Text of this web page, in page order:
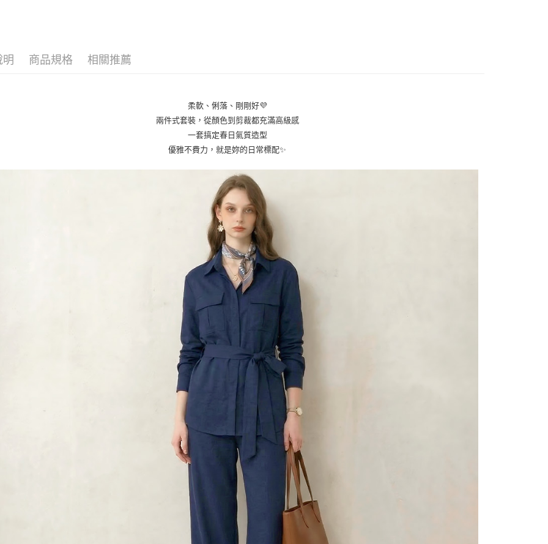
／ATM／網路銀行／等多元方式進行付款，方視為交易完成。
※ 請注意：結帳手續完成當下不需立刻繳費，但若您需要取消訂單，請聯
先享後付繳納相關費用。
※ 交易是否成功請以「AFTEE先享後付 」之結帳頁面顯示為準，若有關於
付客戶支援中心」https://netprotections.freshdesk.com/support/home
【注意事項】
１．透過由恩沛科技股份有限公司提供之「AFTEE先享後付」服務完成之
交易，需依本服務之必要範圍內提供個人資料，並將交易相關給付款項請
求債權轉讓予恩沛科技股份有限公司。
２．關於個人資料處理事宜，請瀏覽以下網址：
https://aftee.tw/terms/#terms3
３．未成年的使用者請事先徵得法定代理人或監護人之同意方可使用
「AFTEE先享後付」，若未經同意申辦者引起之損失，本公司不負相關責
任。
４．使用「AFTEE先享後付」時，將依據個別帳號之用戶狀況，依本公司
即時審查核予不同之上限額度；若仍有額度不足之情形，本公司將視審查
結果請求用戶進行身份認證。
形，恩沛科技股份有限公司將有權停止該用戶之使用額度並採取法律行
動。
付款後全家取貨
每筆NT$80，滿NT$1,000(含以上)免運費
7-11取貨付款
付款後7-11取貨
每筆NT$80，滿NT$1,000(含以上)免運費
宅配
每筆NT$100，滿NT$1,000(含以上)免運費
貨到付款
每筆NT$80
明 商品規格 相關推薦
柔軟、俐落、剛剛好💜
兩件式套裝，從顏色到剪裁都充滿高級感
一套搞定春日氣質造型
優雅不費力，就是妳的日常標配✨